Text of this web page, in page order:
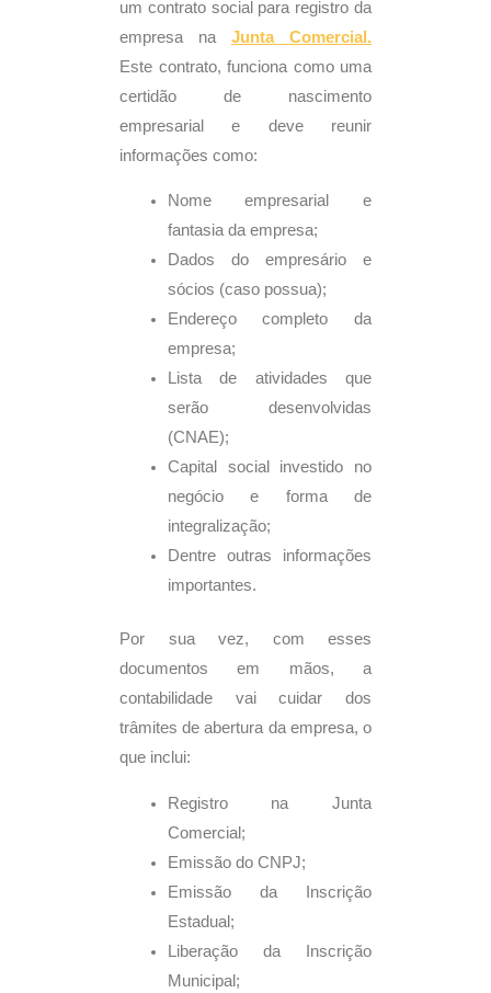
um contrato social para registro da
empresa na Junta Comercial.
Este contrato, funciona como uma
certidão de nascimento
empresarial e deve reunir
informações como:
Nome empresarial e
fantasia da empresa;
Dados do empresário e
sócios (caso possua);
Endereço completo da
empresa;
Lista de atividades que
serão desenvolvidas
(CNAE);
Capital social investido no
negócio e forma de
integralização;
Dentre outras informações
importantes.
Por sua vez, com esses
documentos em mãos, a
contabilidade vai cuidar dos
trâmites de abertura da empresa, o
que inclui:
Registro na Junta
Comercial;
Emissão do CNPJ;
Emissão da Inscrição
Estadual;
Liberação da Inscrição
Municipal;